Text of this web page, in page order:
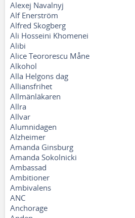
Alexej Navalnyj
Alf Enerström
Alfred Skogberg
Ali Hosseini Khomenei
Alibi
Alice Teororescu Måne
Alkohol
Alla Helgons dag
Alliansfrihet
Allmänläkaren
Allra
Allvar
Alumnidagen
Alzheimer
Amanda Ginsburg
Amanda Sokolnicki
Ambassad
Ambitioner
Ambivalens
ANC
Anchorage